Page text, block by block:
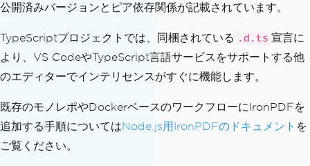
公開済みバージョンとピア依存関係が記載されています。
TypeScriptプロジェクトでは、同梱されている .d.ts 宣言に
より、VS CodeやTypeScript言語サービスをサポートする他
のエディターでインテリセンスがすぐに機能します。
既存のモノレポやDockerベースのワークフローにIronPDFを
追加する手順についてはNode.js用IronPDFのドキュメント を
ご覧ください。